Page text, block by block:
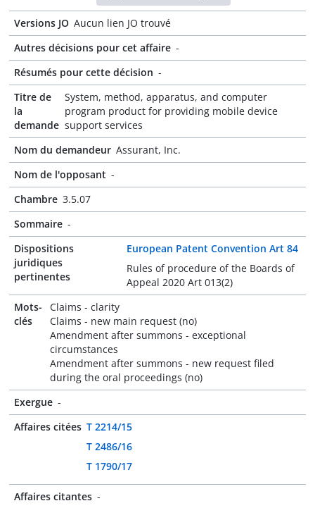
Versions JO Aucun lien JO trouvé
Autres décisions pour cet affaire -
Résumés pour cette décision -
Titre de
la
demande
System, method, apparatus, and computer
program product for providing mobile device
support services
Nom du demandeur Assurant, Inc.
Nom de l'opposant -
Chambre 3.5.07
Sommaire -
Dispositions
juridiques
pertinentes
European Patent Convention Art 84
Rules of procedure of the Boards of
Appeal 2020 Art 013(2)
Mots-
clés
Claims - clarity
Claims - new main request (no)
Amendment after summons - exceptional
circumstances
Amendment after summons - new request filed
during the oral proceedings (no)
Exergue -
Affaires citées T 2214/15
T 2486/16
T 1790/17
Affaires citantes -